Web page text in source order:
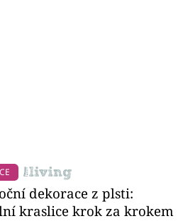
dekorace z plsti:
kraslice krok za krokem